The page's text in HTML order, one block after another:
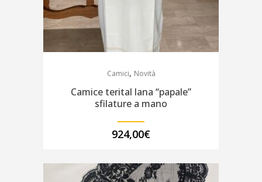
Camici, Novità
Camice terital lana “papale”
sfilature a mano
924,00€